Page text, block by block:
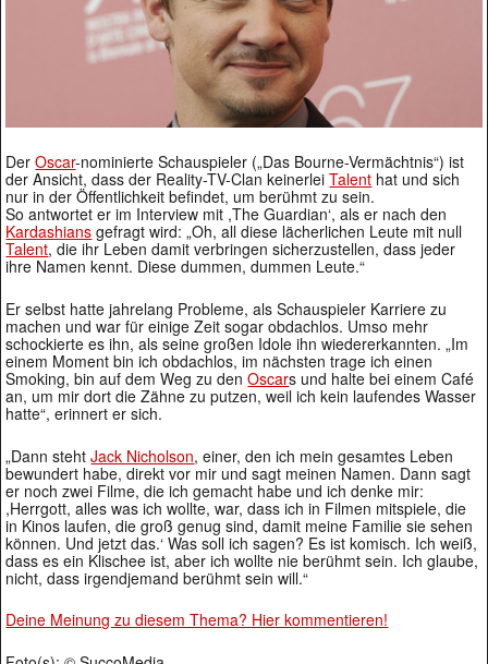
DerOscar-nominierte Schauspieler („Das Bourne-Vermächtnis“) ist
der Ansicht, dass der Reality-TV-Clan keinerleiTalent hat und sich
nur in der Öffentlichkeit befindet, um berühmt zu sein.
So antwortet er im Interview mit ,The Guardian‘, als er nach den
Kardashians gefragt wird: „Oh, all diese lächerlichen Leute mit null
Talent, die ihr Leben damit verbringen sicherzustellen, dass jeder
ihre Namen kennt. Diese dummen, dummen Leute.“
Er selbst hatte jahrelang Probleme, als Schauspieler Karriere zu
machen und war für einige Zeit sogar obdachlos. Umso mehr
schockierte es ihn, als seine großen Idole ihn wiedererkannten. „Im
einem Moment bin ich obdachlos, im nächsten trage ich einen
Smoking, bin auf dem Weg zu denOscars und halte bei einem Café
an, um mir dort die Zähne zu putzen, weil ich kein laufendes Wasser
hatte“, erinnert er sich.
„Dann stehtJack Nicholson, einer, den ich mein gesamtes Leben
bewundert habe, direkt vor mir und sagt meinen Namen. Dann sagt
er noch zwei Filme, die ich gemacht habe und ich denke mir:
,Herrgott, alles was ich wollte, war, dass ich in Filmen mitspiele, die
in Kinos laufen, die groß genug sind, damit meine Familie sie sehen
können. Und jetzt das.‘ Was soll ich sagen? Es ist komisch. Ich weiß,
dass es ein Klischee ist, aber ich wollte nie berühmt sein. Ich glaube,
nicht, dass irgendjemand berühmt sein will.“
Deine Meinung zu diesem Thema? Hier kommentieren!